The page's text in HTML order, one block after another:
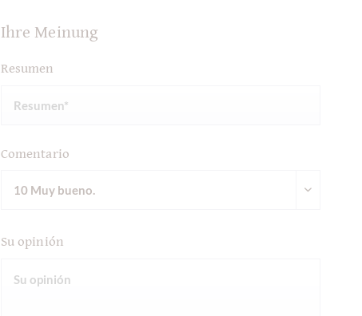
Ihre Meinung
Resumen
Comentario
Su opinión